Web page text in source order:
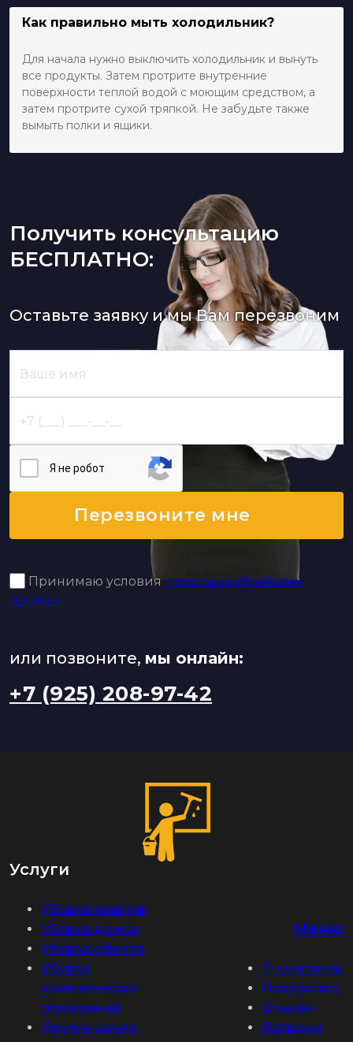
Как правильно мыть холодильник?
Для начала нужно выключить холодильник и вынуть
все продукты. Затем протрите внутренние
поверхности теплой водой с моющим средством, а
затем протрите сухой тряпкой. Не забудьте также
вымыть полки и ящики.
Получить консультацию
БЕСПЛАТНО:
Оставьте заявку и мы Вам перезвоним
Я нe poбoт
Перезвоните мне
Принимаю условия политики обработки
данных
или позвоните, мы онлайн:
+7 (925) 208-97-42
Услуги
Уборка квартир
Уборка домов
Уборка офисов
Уборка
коммерческих
помещений
Другие услуги
Меню
О компании
Портфолио
Отзывы
Вопросы